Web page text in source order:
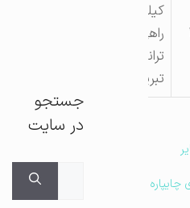
راهی جاده
ترانزیتی ماکو
جستجو
در سایت